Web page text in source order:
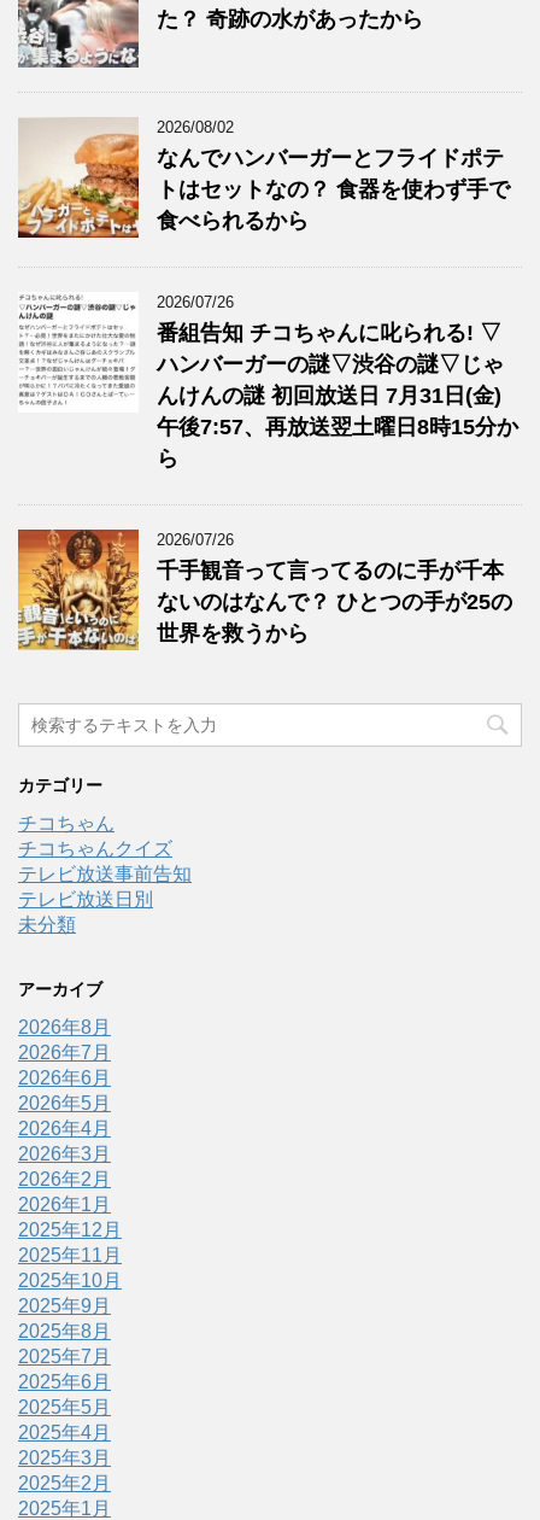
た？ 奇跡の水があったから
2026/08/02
なんでハンバーガーとフライドポテ
トはセットなの？ 食器を使わず手で
食べられるから
2026/07/26
番組告知 チコちゃんに叱られる! ▽
ハンバーガーの謎▽渋谷の謎▽じゃ
んけんの謎 初回放送日 7月31日(金)
午後7:57、再放送翌土曜日8時15分か
ら
2026/07/26
千手観音って言ってるのに手が千本
ないのはなんで？ ひとつの手が25の
世界を救うから
カテゴリー
チコちゃん
チコちゃんクイズ
テレビ放送事前告知
テレビ放送日別
未分類
アーカイブ
2026年8月
2026年7月
2026年6月
2026年5月
2026年4月
2026年3月
2026年2月
2026年1月
2025年12月
2025年11月
2025年10月
2025年9月
2025年8月
2025年7月
2025年6月
2025年5月
2025年4月
2025年3月
2025年2月
2025年1月